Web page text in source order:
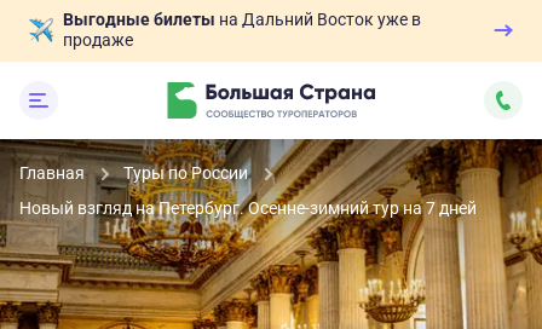
Выгодные билеты на Дальний Восток уже в
продаже
Главная
Туры по России
Новый взгляд на Петербург. Осенне-зимний тур на 7 дней